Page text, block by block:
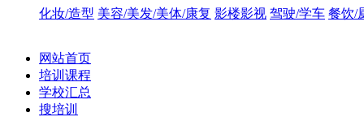
化妆/造型 美容/美发/美体/康复 影楼影视 驾驶/学车 餐饮/
网站首页
培训课程
学校汇总
搜培训